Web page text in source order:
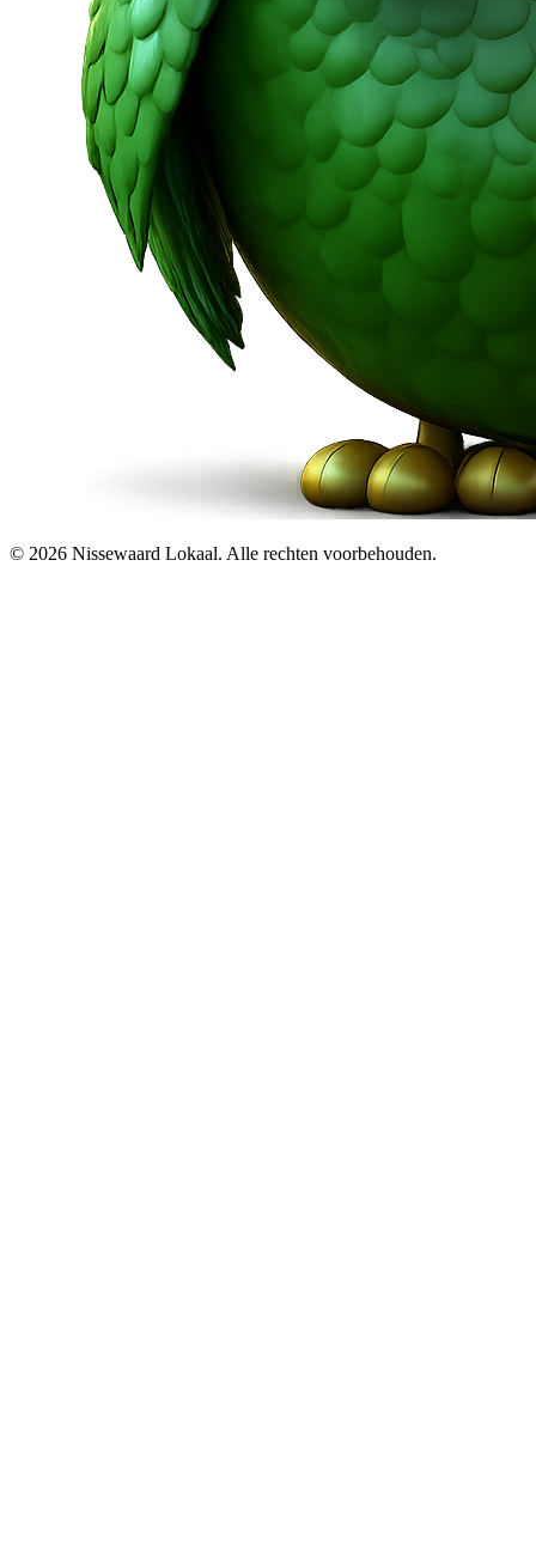
© 2026 Nissewaard Lokaal. Alle rechten voorbehouden.